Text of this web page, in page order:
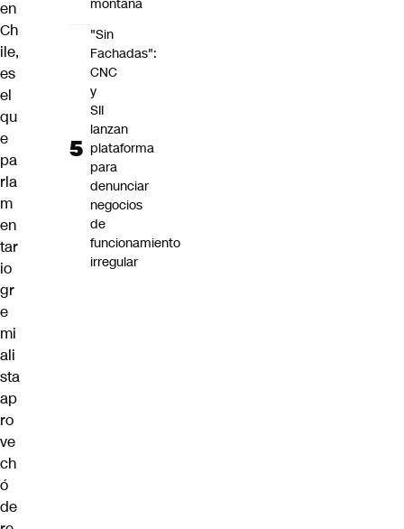
en
Ch
ile,
es
el
qu
e
pa
rla
m
en
tar
io
gr
e
mi
ali
sta
ap
ro
ve
ch
ó
de
montaña
"Sin
Fachadas":
CNC
y
SII
lanzan
plataforma
para
denunciar
negocios
de
funcionamiento
irregular